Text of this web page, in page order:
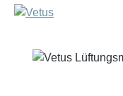
Skip image gallery